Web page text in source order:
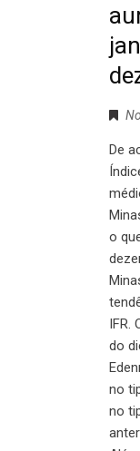
De
o
IFR.
do
no
no